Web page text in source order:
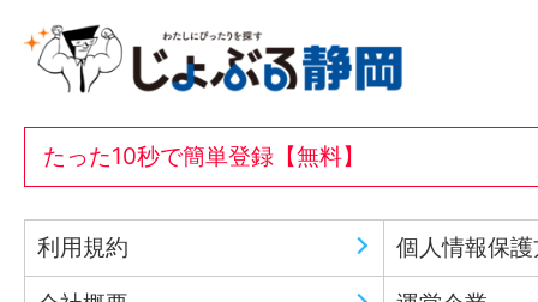
たった10秒で簡単登録【無料】
利用規約 個人情報保